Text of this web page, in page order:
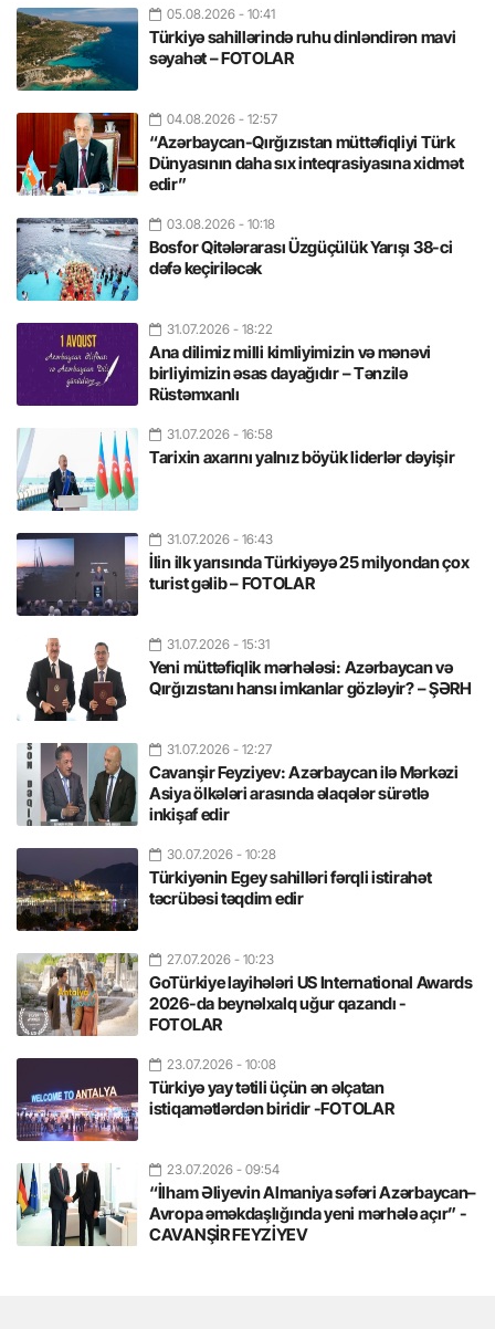
05.08.2026 - 10:41
Türkiyə sahillərində ruhu dinləndirən mavi
səyahət – FOTOLAR
04.08.2026 - 12:57
“Azərbaycan-Qırğızıstan müttəfiqliyi Türk
Dünyasının daha sıx inteqrasiyasına xidmət
edir”
03.08.2026 - 10:18
Bosfor Qitələrarası Üzgüçülük Yarışı 38-ci
dəfə keçiriləcək
31.07.2026 - 18:22
Ana dilimiz milli kimliyimizin və mənəvi
birliyimizin əsas dayağıdır – Tənzilə
Rüstəmxanlı
31.07.2026 - 16:58
Tarixin axarını yalnız böyük liderlər dəyişir
31.07.2026 - 16:43
İlin ilk yarısında Türkiyəyə 25 milyondan çox
turist gəlib – FOTOLAR
31.07.2026 - 15:31
Yeni müttəfiqlik mərhələsi: Azərbaycan və
Qırğızıstanı hansı imkanlar gözləyir? – ŞƏRH
31.07.2026 - 12:27
Cavanşir Feyziyev: Azərbaycan ilə Mərkəzi
Asiya ölkələri arasında əlaqələr sürətlə
inkişaf edir
30.07.2026 - 10:28
Türkiyənin Egey sahilləri fərqli istirahət
təcrübəsi təqdim edir
27.07.2026 - 10:23
GoTürkiye layihələri US International Awards
2026-da beynəlxalq uğur qazandı -
FOTOLAR
23.07.2026 - 10:08
Türkiyə yay tətili üçün ən əlçatan
istiqamətlərdən biridir -FOTOLAR
23.07.2026 - 09:54
“İlham Əliyevin Almaniya səfəri Azərbaycan–
Avropa əməkdaşlığında yeni mərhələ açır” -
CAVANŞİR FEYZİYEV